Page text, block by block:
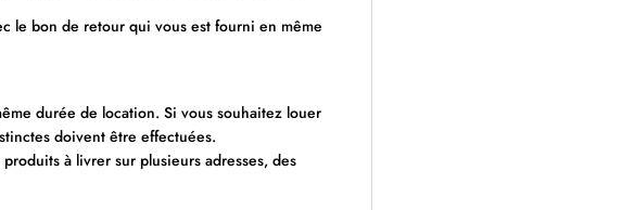
le bon de retour qui vous est fourni en même
durée de location. Si vous souhaitez louer
doivent être effectuées.
à livrer sur plusieurs adresses, des